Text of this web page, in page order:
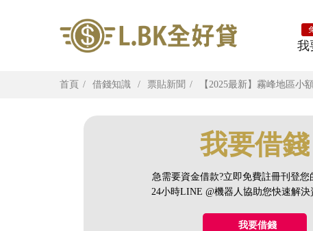
我
首頁 借錢知識 票貼新聞 【2025最新】霧峰地區
我要借錢
急需要資金借款?立即免費註冊刊登您
24小時LINE @機器人協助您快速解決
我要借錢